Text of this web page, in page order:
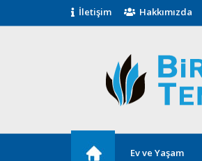
İletişim Hakkımızda
Ev ve Yaşam